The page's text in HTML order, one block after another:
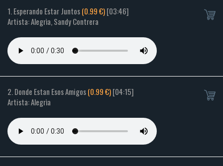
1. Esperando Estar Juntos(0.99 €)[03:46]
Artista: Alegrìa, Sandy Contrera
2. Donde Estan Esos Amigos(0.99 €)[04:15]
Artista: Alegrìa